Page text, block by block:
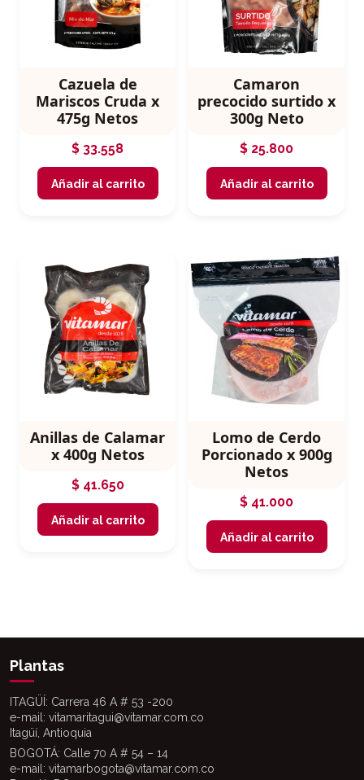
Cazuela de
Mariscos Cruda x
475g Netos
$ 33.558
Añadir al carrito
Camaron
precocido surtido x
300g Neto
$ 25.800
Añadir al carrito
Anillas de Calamar
x 400g Netos
$41.650
Añadir al carrito
Lomo de Cerdo
Porcionado x 900g
Netos
$ 41.000
Añadir al carrito
Plantas
ITAGÜÍ: Carrera 46 A # 53 -200
e-mail: vitamaritagui@vitamar.com.co
Itagüí, Antioquia
BOGOTÁ: Calle 70 A # 54 – 14
e-mail: vitamarbogota@vitamar.com.co